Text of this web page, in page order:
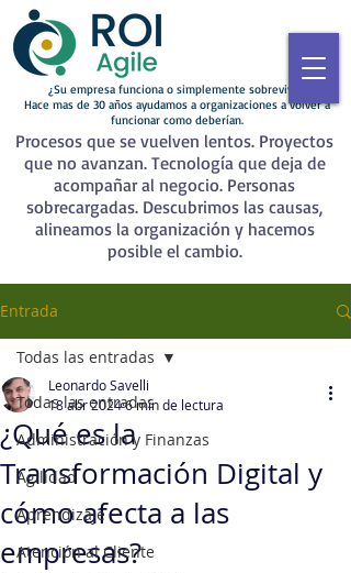
¿Su empresa funciona o simplemente sobrevive?
Hace mas de 30 años ayudamos a organizaciones a volver a
funcionar como deberían.
Procesos que se vuelven lentos. Proyectos
que no avanzan. Tecnología que deja de
acompañar al negocio. Personas
sobrecargadas. Descubrimos las causas,
alineamos la organización y hacemos
posible el cambio.
Entrada
Todas las entradas
Administración y Finanzas
Agilidad
Aprendizaje
Atención al Cliente
Todas las entradas
¿Qué es la
Transformación Digital y
cómo afecta a las
empresas?
Leonardo Savelli
18 abr 20246 min de lectura